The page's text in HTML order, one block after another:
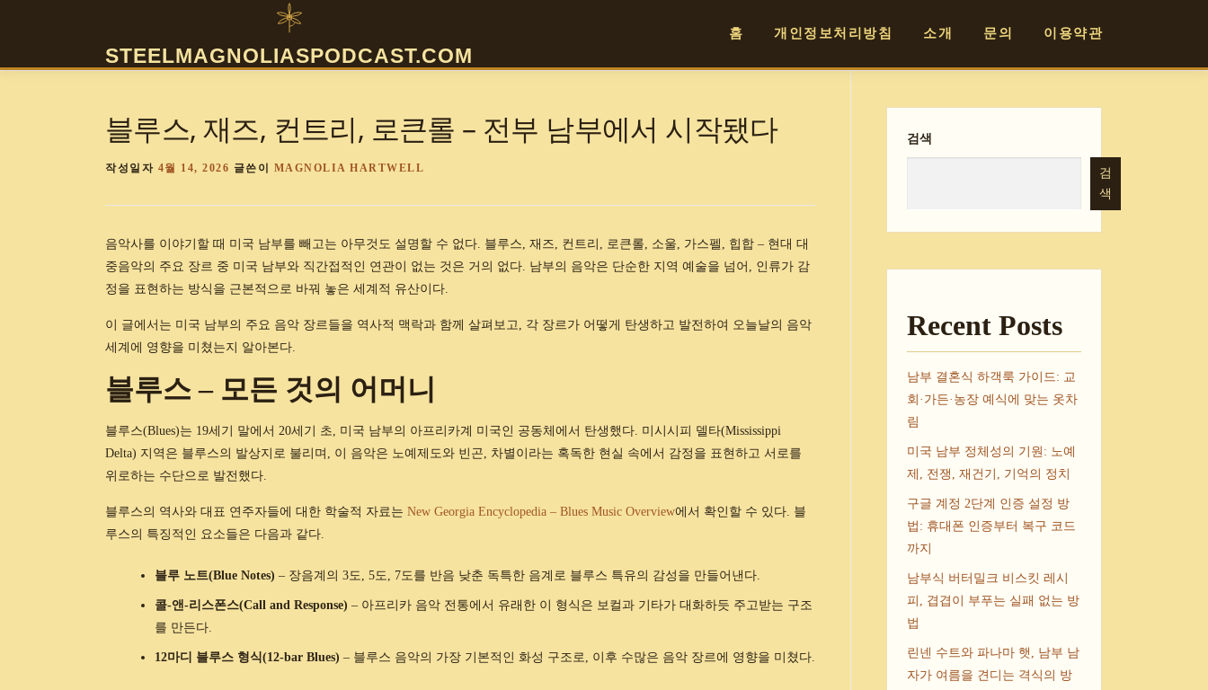
STEELMAGNOLIASPODCAST.COM
홈 개인정보처리방침 소개 문의 이용약관
블루스, 재즈, 컨트리, 로큰롤 – 전부 남부에서 시작됐다
작성일자 4월 14, 2026 글쓴이 MAGNOLIA HARTWELL
음악사를 이야기할 때 미국 남부를 빼고는 아무것도 설명할 수 없다. 블루스, 재즈, 컨트리, 로큰롤, 소울, 가스펠, 힙합 – 현대 대
중음악의 주요 장르 중 미국 남부와 직간접적인 연관이 없는 것은 거의 없다. 남부의 음악은 단순한 지역 예술을 넘어, 인류가 감
정을 표현하는 방식을 근본적으로 바꿔 놓은 세계적 유산이다.
이 글에서는 미국 남부의 주요 음악 장르들을 역사적 맥락과 함께 살펴보고, 각 장르가 어떻게 탄생하고 발전하여 오늘날의 음악
세계에 영향을 미쳤는지 알아본다.
블루스 – 모든 것의 어머니
블루스(Blues)는 19세기 말에서 20세기 초, 미국 남부의 아프리카계 미국인 공동체에서 탄생했다. 미시시피 델타(Mississippi
Delta) 지역은 블루스의 발상지로 불리며, 이 음악은 노예제도와 빈곤, 차별이라는 혹독한 현실 속에서 감정을 표현하고 서로를
위로하는 수단으로 발전했다.
블루스의 역사와 대표 연주자들에 대한 학술적 자료는 New Georgia Encyclopedia – Blues Music Overview에서 확인할 수 있다. 블
루스의 특징적인 요소들은 다음과 같다.
블루 노트(Blue Notes) – 장음계의 3도, 5도, 7도를 반음 낮춘 독특한 음계로 블루스 특유의 감성을 만들어낸다.
콜-앤-리스폰스(Call and Response) – 아프리카 음악 전통에서 유래한 이 형식은 보컬과 기타가 대화하듯 주고받는 구조
를 만든다.
12마디 블루스 형식(12-bar Blues) – 블루스 음악의 가장 기본적인 화성 구조로, 이후 수많은 음악 장르에 영향을 미쳤다.
검색
검
색
Recent Posts
남부 결혼식 하객룩 가이드: 교
회·가든·농장 예식에 맞는 옷차
림
미국 남부 정체성의 기원: 노예
제, 전쟁, 재건기, 기억의 정치
구글 계정 2단계 인증 설정 방
법: 휴대폰 인증부터 복구 코드
까지
남부식 버터밀크 비스킷 레시
피, 겹겹이 부푸는 실패 없는 방
법
린넨 수트와 파나마 햇, 남부 남
자가 여름을 견디는 격식의 방